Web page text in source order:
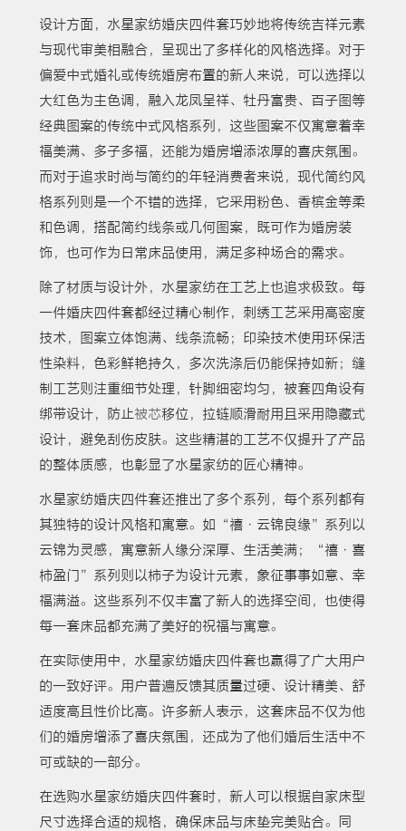
设计方面，水星家纺婚庆四件套巧妙地将传统吉祥元素
与现代审美相融合，呈现出了多样化的风格选择。对于
偏爱中式婚礼或传统婚房布置的新人来说，可以选择以
大红色为主色调，融入龙凤呈祥、牡丹富贵、百子图等
经典图案的传统中式风格系列，这些图案不仅寓意着幸
福美满、多子多福，还能为婚房增添浓厚的喜庆氛围。
而对于追求时尚与简约的年轻消费者来说，现代简约风
格系列则是一个不错的选择，它采用粉色、香槟金等柔
和色调，搭配简约线条或几何图案，既可作为婚房装
饰，也可作为日常床品使用，满足多种场合的需求。
除了材质与设计外，水星家纺在工艺上也追求极致。每
一件婚庆四件套都经过精心制作，刺绣工艺采用高密度
技术，图案立体饱满、线条流畅；印染技术使用环保活
性染料，色彩鲜艳持久，多次洗涤后仍能保持如新；缝
制工艺则注重细节处理，针脚细密均匀，被套四角设有
绑带设计，防止被芯移位，拉链顺滑耐用且采用隐藏式
设计，避免刮伤皮肤。这些精湛的工艺不仅提升了产品
的整体质感，也彰显了水星家纺的匠心精神。
水星家纺婚庆四件套还推出了多个系列，每个系列都有
其独特的设计风格和寓意。如“禧·云锦良缘”系列以
云锦为灵感，寓意新人缘分深厚、生活美满；“禧·喜
柿盈门”系列则以柿子为设计元素，象征事事如意、幸
福满溢。这些系列不仅丰富了新人的选择空间，也使得
每一套床品都充满了美好的祝福与寓意。
在实际使用中，水星家纺婚庆四件套也赢得了广大用户
的一致好评。用户普遍反馈其质量过硬、设计精美、舒
适度高且性价比高。许多新人表示，这套床品不仅为他
们的婚房增添了喜庆氛围，还成为了他们婚后生活中不
可或缺的一部分。
在选购水星家纺婚庆四件套时，新人可以根据自家床型
尺寸选择合适的规格，确保床品与床垫完美贴合。同